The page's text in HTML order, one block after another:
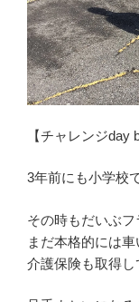
【チャレンジday
3年前にも小学校
その時もだいぶフ
まだ本格的には
介護保険も取得し